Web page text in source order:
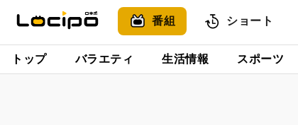
番組 ショート
トップ バラエティ 生活情報 スポーツ